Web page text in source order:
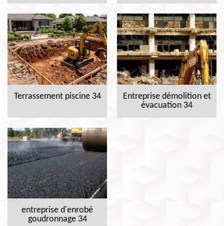
Terrassement piscine 34
Entreprise démolition et
évacuation 34
entreprise d'enrobé
goudronnage 34